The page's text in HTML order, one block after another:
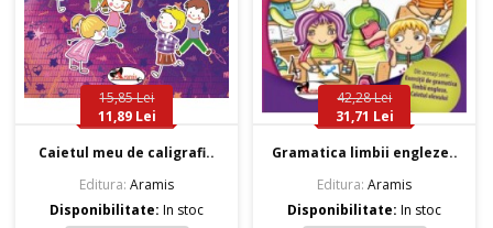
15,85 Lei
11,89 Lei
Caietul meu de caligrafi..
Editura: Aramis
Disponibilitate:In stoc
42,28 Lei
31,71 Lei
Gramatica limbii engleze..
Editura: Aramis
Disponibilitate:In stoc